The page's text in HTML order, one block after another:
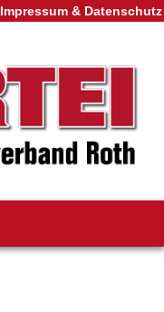
Impressum & Datenschutz